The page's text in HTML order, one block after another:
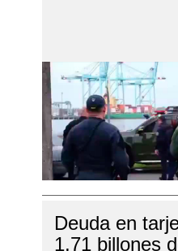
Deuda en
1,71 billones